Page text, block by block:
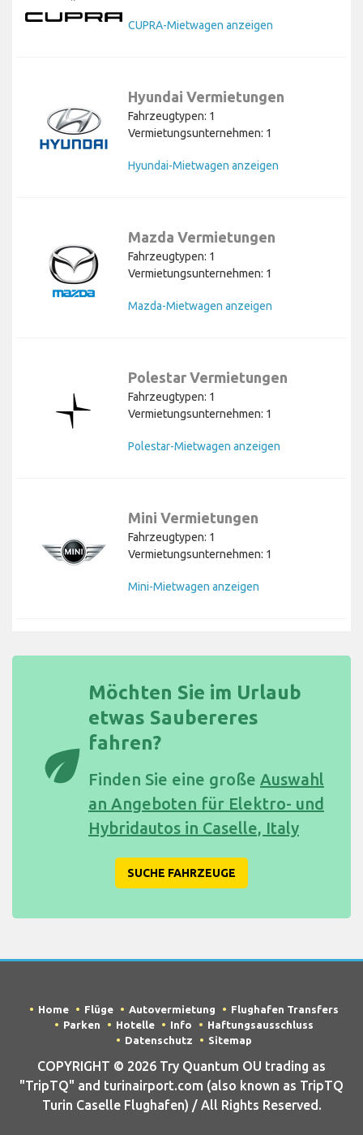
CUPRA-Mietwagen anzeigen
Hyundai Vermietungen
Fahrzeugtypen: 1
Vermietungsunternehmen: 1
Hyundai-Mietwagen anzeigen
Mazda Vermietungen
Fahrzeugtypen: 1
Vermietungsunternehmen: 1
Mazda-Mietwagen anzeigen
Polestar Vermietungen
Fahrzeugtypen: 1
Vermietungsunternehmen: 1
Polestar-Mietwagen anzeigen
Mini Vermietungen
Fahrzeugtypen: 1
Vermietungsunternehmen: 1
Mini-Mietwagen anzeigen
eco
Möchten Sie im Urlaub
etwas Saubereres
fahren?
Finden Sie eine große Auswahl
an Angeboten für Elektro- und
Hybridautos in Caselle, Italy
SUCHE FAHRZEUGE
Home Flüge Autovermietung
Flughafen Transfers
Parken
Hotelle Info
Haftungsausschluss
Datenschutz
Sitemap
COPYRIGHT © 2026 Try Quantum OU trading as
"TripTQ" and turinairport.com (also known as TripTQ
Turin Caselle Flughafen) / All Rights Reserved.